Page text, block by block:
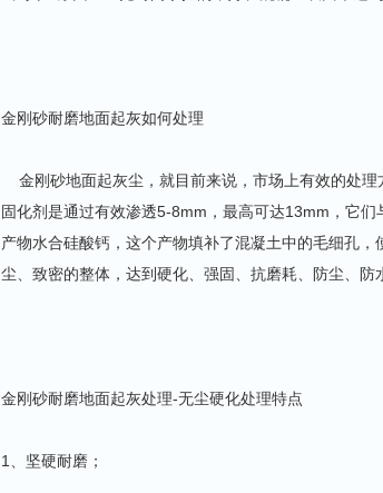
金刚砂耐磨地面起灰如何处理
金刚砂地面起灰尘，就目前来说，市场上有效的处
固化剂是通过有效渗透5-8mm，最高可达13mm，它
产物水合硅酸钙，这个产物填补了混凝土中的毛细孔
尘、致密的整体，达到硬化、强固、抗磨耗、防尘、防
金刚砂耐磨地面起灰处理-无尘硬化处理特点
1、坚硬耐磨；